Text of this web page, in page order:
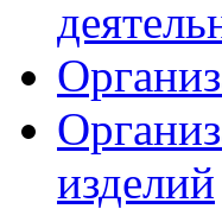
изделий